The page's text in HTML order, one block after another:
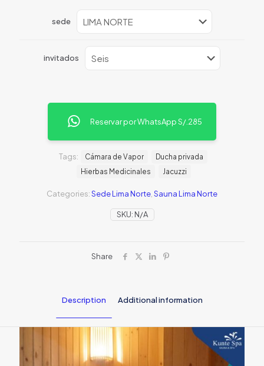
sede
invitados
Reservar por WhatsAppS/.285
SKU: N/A
Categories:Sede Lima Norte,Sauna Lima Norte
Tags: Cámara de Vapor
Ducha privada
Hierbas Medicinales
Jacuzzi
Share
Description Additional information